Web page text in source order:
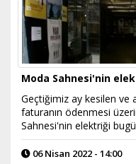
Moda Sahnesi'nin
Geçtiğimiz ay kesilen ve
faturanın ödenmesi
Sahnesi'nin elektriği
06 Nisan 2022 - 14:00